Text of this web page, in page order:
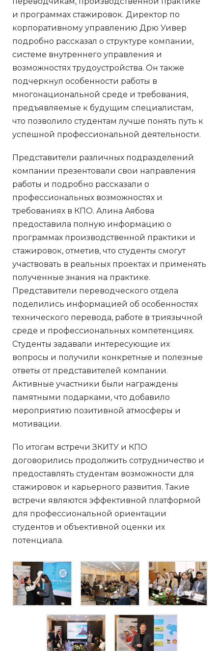
и программах стажировок. Директор по
корпоративному управлению Дрю Уивер
подробно рассказал о структуре компании,
системе внутреннего управления и
возможностях трудоустройства. Он также
подчеркнул особенности работы в
многонациональной среде и требования,
предъявляемые к будущим специалистам,
что позволило студентам лучше понять путь к
успешной профессиональной деятельности.
Представители различных подразделений
компании презентовали свои направления
работы и подробно рассказали о
профессиональных возможностях и
требованиях в КПО. Алина Аябова
предоставила полную информацию о
программах производственной практики и
стажировок, отметив, что студенты смогут
участвовать в реальных проектах и применять
полученные знания на практике.
Представители переводческого отдела
поделились информацией об особенностях
технического перевода, работе в триязычной
среде и профессиональных компетенциях.
Студенты задавали интересующие их
вопросы и получили конкретные и полезные
ответы от представителей компании.
Активные участники были награждены
памятными подарками, что добавило
мероприятию позитивной атмосферы и
мотивации.
По итогам встречи ЗКИТУ и КПО
договорились продолжить сотрудничество и
предоставлять студентам возможности для
стажировок и карьерного развития. Такие
встречи являются эффективной платформой
для профессиональной ориентации
студентов и объективной оценки их
потенциала.